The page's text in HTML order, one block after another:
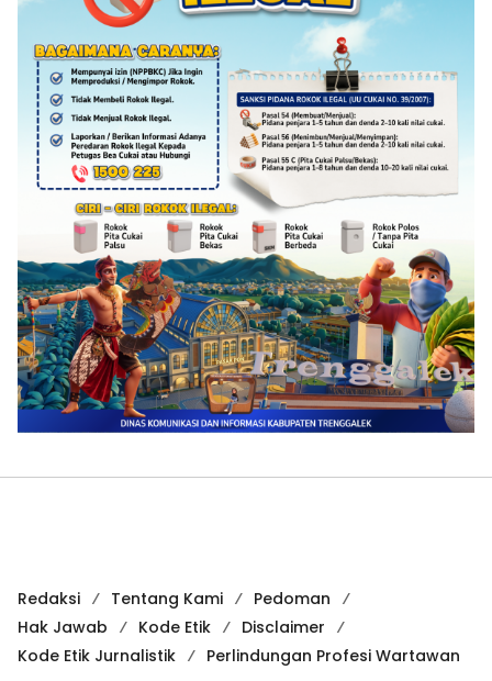
Redaksi Tentang Kami
Pedoman
Hak Jawab
Kode Etik
Disclaimer
Kode Etik Jurnalistik
Perlindungan Profesi Wartawan